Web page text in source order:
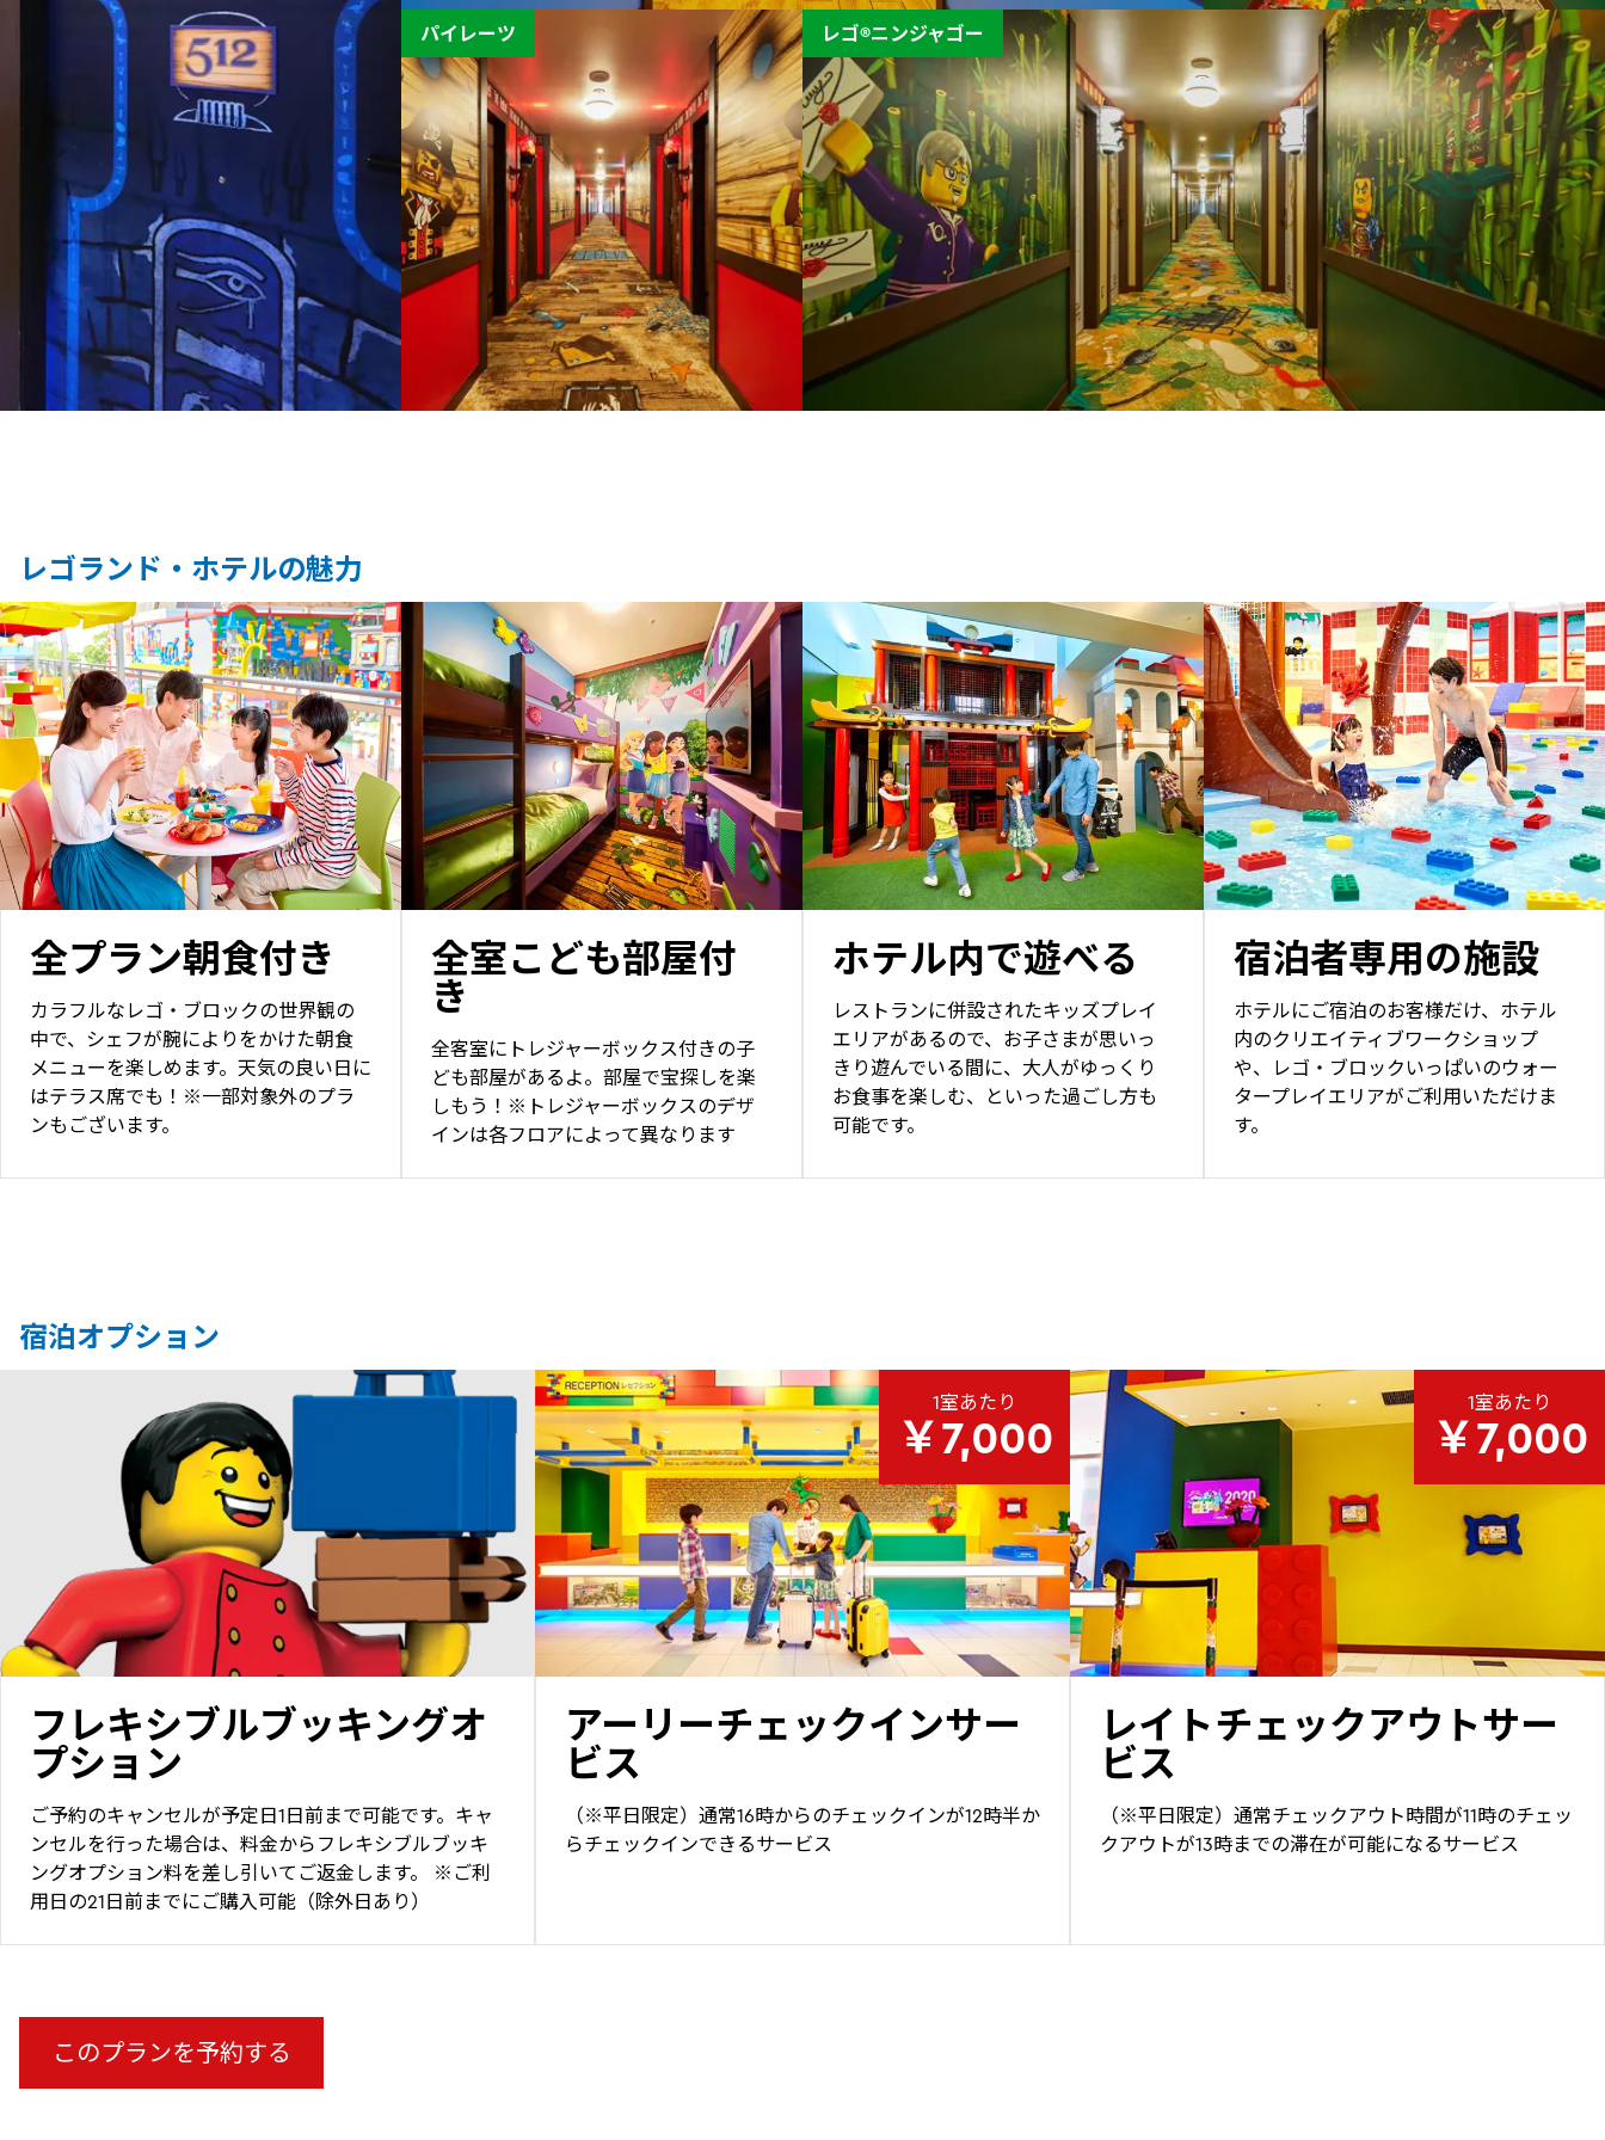
パイレーツ レゴ®ニンジャゴー
レゴランド・ホテルの魅力
全プラン朝食付き
カラフルなレゴ・ブロックの世界観の
中で、シェフが腕によりをかけた朝食
メニューを楽しめます。天気の良い日に
はテラス席でも！※一部対象外のプラ
ンもございます。
全室こども部屋付
き
全客室にトレジャーボックス付きの子
ども部屋があるよ。部屋で宝探しを楽
しもう！※トレジャーボックスのデザ
インは各フロアによって異なります
ホテル内で遊べる
レストランに併設されたキッズプレイ
エリアがあるので、お子さまが思いっ
きり遊んでいる間に、大人がゆっくり
お食事を楽しむ、といった過ごし方も
可能です。
宿泊者専用の施設
ホテルにご宿泊のお客様だけ、ホテル
内のクリエイティブワークショップ
や、レゴ・ブロックいっぱいのウォー
タープレイエリアがご利用いただけま
す。
宿泊オプション
フレキシブルブッキングオ
プション
ご予約のキャンセルが予定日1日前まで可能です。キャ
ンセルを行った場合は、料金からフレキシブルブッキ
ングオプション料を差し引いてご返金します。 ※ご利
用日の21日前までにご購入可能（除外日あり）
1室あたり
￥7,000
アーリーチェックインサー
ビス
（※平日限定）通常16時からのチェックインが12時半か
らチェックインできるサービス
1室あたり
￥7,000
レイトチェックアウトサー
ビス
（※平日限定）通常チェックアウト時間が11時のチェッ
クアウトが13時までの滞在が可能になるサービス
このプランを予約する